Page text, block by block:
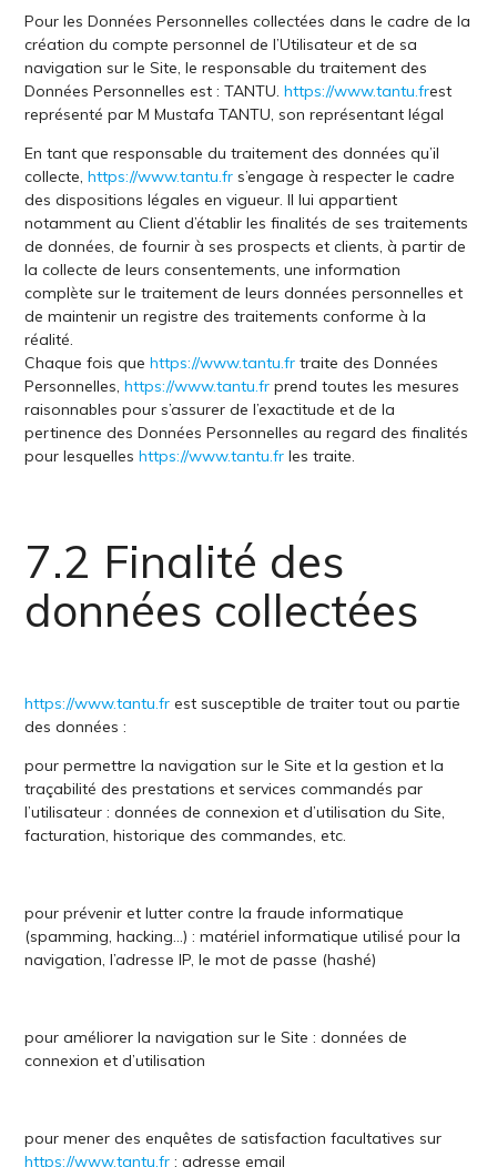
Pour les Données Personnelles collectées dans le cadre de la
création du compte personnel de l’Utilisateur et de sa
navigation sur le Site, le responsable du traitement des
Données Personnelles est : TANTU.https://www.tantu.frest
représenté par M Mustafa TANTU, son représentant légal
En tant que responsable du traitement des données qu’il
collecte,https://www.tantu.fr s’engage à respecter le cadre
des dispositions légales en vigueur. Il lui appartient
notamment au Client d’établir les finalités de ses traitements
de données, de fournir à ses prospects et clients, à partir de
la collecte de leurs consentements, une information
complète sur le traitement de leurs données personnelles et
de maintenir un registre des traitements conforme à la
réalité.
Chaque fois quehttps://www.tantu.fr traite des Données
Personnelles,https://www.tantu.fr prend toutes les mesures
raisonnables pour s’assurer de l’exactitude et de la
pertinence des Données Personnelles au regard des finalités
pour lesquelleshttps://www.tantu.fr les traite.
7.2 Finalité des
données collectées
https://www.tantu.fr est susceptible de traiter tout ou partie
des données :
pour permettre la navigation sur le Site et la gestion et la
traçabilité des prestations et services commandés par
l’utilisateur : données de connexion et d’utilisation du Site,
facturation, historique des commandes, etc.
pour prévenir et lutter contre la fraude informatique
(spamming, hacking…) : matériel informatique utilisé pour la
navigation, l’adresse IP, le mot de passe (hashé)
pour améliorer la navigation sur le Site : données de
connexion et d’utilisation
pour mener des enquêtes de satisfaction facultatives sur
https://www.tantu.fr : adresse email